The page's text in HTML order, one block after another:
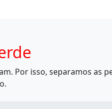
Por isso, separamos as